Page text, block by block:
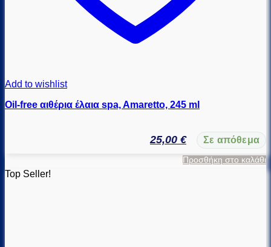
Add to wishlist
Oil-free αιθέρια έλαια spa, Amaretto, 245 ml
25,00 € Σε απόθεμα
Προσθήκη στο καλάθι
Top Seller!